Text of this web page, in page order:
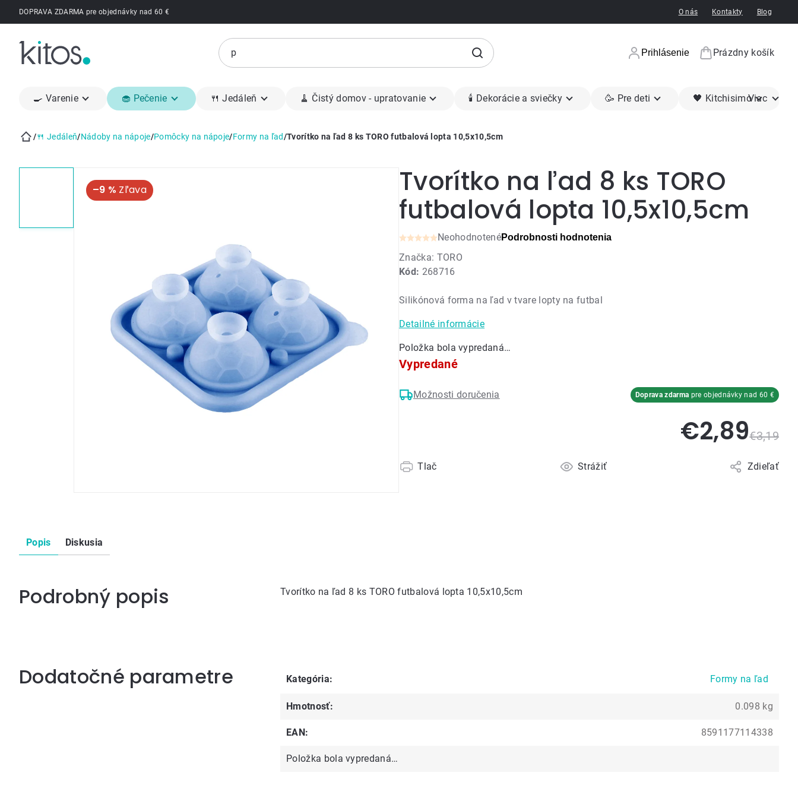
PrejsťDOPRAVA ZDARMA pre objednávky nad 60 € O nás Kontakty Blog
Prihlásenie
Nákupný
Prázdny košík
🍳 Varenie 🧁 Pečenie 🍴 Jedáleň 🧹 Čistý domov - upratovanie 🕯 Dekorácie a sviečky 🥳 Pre deti 🖤 KitchisimoViac
/🍴 Jedáleň/Nádoby na nápoje/Pomôcky na nápoje/Formy na ľad/Tvorítko na ľad 8 ks TORO futbalová lopta 10,5x10,5cm
–9 %
Tvorítko na ľad 8 ks TORO
futbalová lopta 10,5x10,5cm
Kód: 268716
Priemerné
hodnotenie
produktu
0,0
5
hviezdičiek.
NeohodnotenéPodrobnosti hodnotenia
Značka: TORO
Položka bola vypredaná…
Silikónová forma na ľad v tvare lopty na futbal
Detailné informácie
Tlač Strážiť Zdieľať
Vypredané
Možnosti doručenia Doprava zdarma pre objednávky nad 60 €
€3,19
€2,89
Popis Diskusia
Podrobný popis Tvorítko na ľad 8 ks TORO futbalová lopta 10,5x10,5cm
Dodatočné parametre Kategória: Formy na ľad
Hmotnosť: 0.098 kg
EAN: 8591177114338
Položka bola vypredaná…